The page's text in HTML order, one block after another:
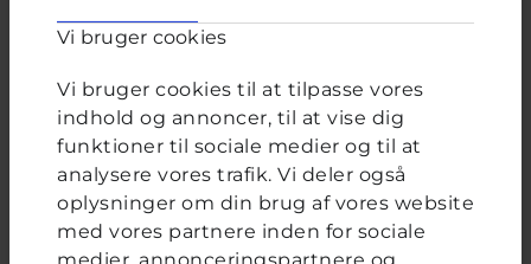
Vi bruger cookies
Vi bruger cookies til at tilpasse vores
indhold og annoncer, til at vise dig
funktioner til sociale medier og til at
analysere vores trafik. Vi deler også
oplysninger om din brug af vores website
med vores partnere inden for sociale
medier, annonceringspartnere og
Om brevkassen
Brevkassen holder sommerferie, så det er ikke muligt at
oprette et nyt spørgsmål.
Du kan stadig læse tidligere spørgsmål og svar.
Afstemning